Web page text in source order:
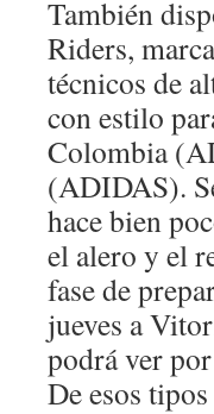
También
Riders,
técnicos de
con estilo
Colombia
(ADIDAS).
hace bien
el alero y el
fase de
jueves a
podrá ver
De esos